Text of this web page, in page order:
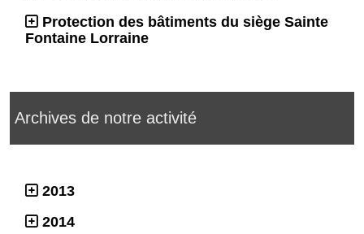
Protection des bâtiments du siège Sainte
Fontaine Lorraine
Archives de notre activité
2013
2014